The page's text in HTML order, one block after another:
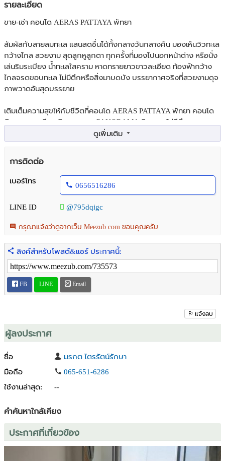
รายละเอียด
ขาย-เช่า คอนโด AERAS PATTAYA พัทยา
สัมผัสกับสายลมทะเล แสนสดชื่นได้ทั้งกลางวันกลางคืน มองเห็นวิวทะเล
กว้างไกล สวยงาม สุดลูกหูลูกตา ทุกครั้งที่มองไปนอกหน้าต่าง หรือนั่ง
เล่นริมระเบียง น้ำทะเลใสคราม หาดทรายยาวขาวละเอียด ท้องฟ้ากว้าง
ไกลจรดขอบทะเล ไม่มีตึกหรือสิ่งมาบดบัง บรรยากาศจริงที่สวยงามดุจ
ภาพวาดอันสุดบรรยาย
เติมเต็มความสุขให้กับชีวิตที่คอนโด AERAS PATTAYA พัทยา คอนโด
ติดหาดจอมเทียน วิวสวยแบบ PANORAMA ติดทะเล ไม่มีตึกขวาง
ได้เต็มที่รอบทิศทาง 180 องศา โล่ง ไร้สิ่งบดบัง ชมพระอาทิตย์ขึ้นในยาม
เช้า และตะวันตกดิน ในบรรยากาศสุดแสนโรแมนติก ภายในห้องที่ตกแต่ง
อย่างสวยงาม ครบครันไปด้วยเฟอร์นิเจอร์คุณภาพสูง พร้อมเข้าอยู่เพื่อ
คอนโด AERAS PATTAYA พัทยา เหมาะสำหรับผู้ที่มองหาที่พักที่สะดวก
สบาย ใกล้ทะเล วิวสวย และสิ่งอำนวยความสะดวกครบครัน เหมาะทั้ง
สำหรับพักผ่อนหรือทำธุรกิจ
ขาย ราคาเพียง 6,990,000 บาท
เช่า เพียงเดือนละ 40,000 บาท ทำสัญญา 1 ปี
(รับส่วนลดพิเศษ! สำหรับสัญญาเช่า ตลอดสัญญา)
รายลัเอียดอื่นๆ
เฟอร์นิเจอร์ครบ
แอร์ 2 ตัว น้ำอุ่น ทีวี 2 เครื่อง ตู้เย็น ไมโครเวฟ เตา ฮู๊ด ซิ๊งค์ ตัวดูดควัน
ในโครงการยังมีสิ่งอำนวยความสะดวกครบครัน อาทิ
ห้องประชุม และห้องอ่านหนังสือ
ใกล้ร้านอาหาร ติดถนนเลียบหาดจอมเทียน ด้านหน้ามี seven-eleven อยู่
ระหว่างซอยจอมเทียน 17-18
การติดต่อ
เบอร์โทร
0656516286
LINE ID @795dqigc
กรุณาแจ้งว่าดูจากเว็บ Meezub.com ขอบคุณครับ
ลิงค์สำหรับโพสต์&แชร์ ประกาศนี้:
FB LINE Email
แจ้งลบ
ผู้ลงประกาศ
ชื่อ
มรกต ไตรรัตน์รักษา
มือถือ
065-651-6286
ใช้งานล่าสุด:
--
คำค้นหาใกล้เคียง
ประกาศที่เกี่ยวข้อง